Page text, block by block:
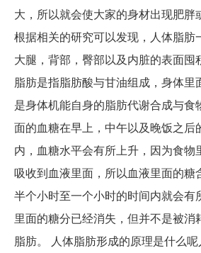
大，所以就会使大家的身材出现肥胖
根据相关的研究可以发现，人体脂肪
大腿，背部，臀部以及内脏的表面囤
脂肪是指脂肪酸与甘油组成，身体里
是身体机能自身的脂肪代谢合成与食
面的血糖在早上，中午以及晚饭之后
内，血糖水平会有所上升，因为食物
吸收到血液里面，所以血液里面的糖
半个小时至一个小时的时间内就会有
里面的糖分已经消失，但并不是被消
脂肪。 人体脂肪形成的原理是什么